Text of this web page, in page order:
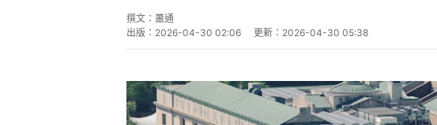
撰文： 蕭通
出版： 2026-04-30 02:06 更新： 2026-04-30 05:38